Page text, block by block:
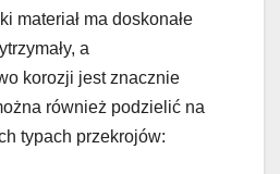
materiał ma doskonałe
a
korozji jest znacznie
również podzielić na
typach przekrojów: